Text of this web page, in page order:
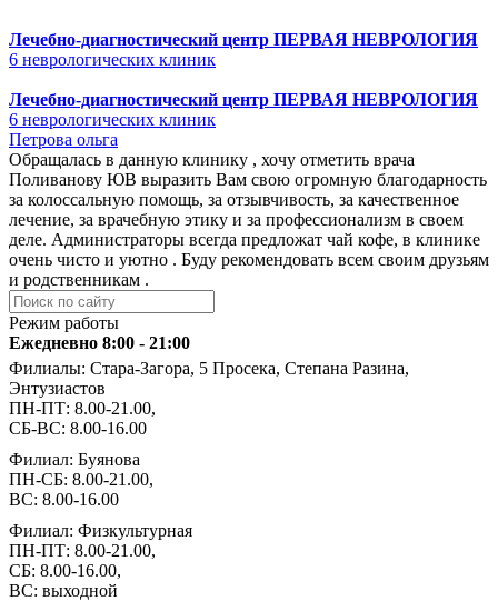
Лечебно-диагностический центр ПЕРВАЯ НЕВРОЛОГИЯ
6 неврологических клиник
Лечебно-диагностический центр ПЕРВАЯ НЕВРОЛОГИЯ
6 неврологических клиник
Петрова ольга
Обращалась в данную клинику , хочу отметить врача
Поливанову ЮВ выразить Вам свою огромную благодарность
за колоссальную помощь, за отзывчивость, за качественное
лечение, за врачебную этику и за профессионализм в своем
деле. Администраторы всегда предложат чай кофе, в клинике
очень чисто и уютно . Буду рекомендовать всем своим друзьям
и родственникам .
Режим работы
Ежедневно 8:00 - 21:00
Филиалы: Стара-Загора, 5 Просека, Степана Разина,
Энтузиастов
ПН-ПТ: 8.00-21.00,
СБ-ВС: 8.00-16.00
Филиал: Буянова
ПН-СБ: 8.00-21.00,
ВС: 8.00-16.00
Филиал: Физкультурная
ПН-ПТ: 8.00-21.00,
СБ: 8.00-16.00,
ВС: выходной